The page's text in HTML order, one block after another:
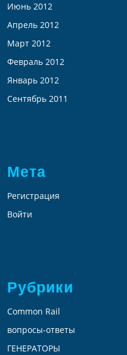
Июнь 2012
Апрель 2012
Март 2012
Февраль 2012
Январь 2012
Сентябрь 2011
Мета
Регистрация
Войти
Рубрики
Common Rail
вопросы-ответы
ГЕНЕРАТОРЫ